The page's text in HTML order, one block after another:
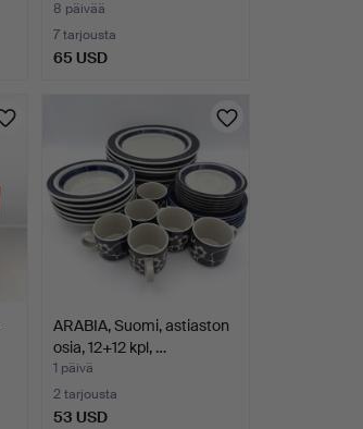
8 päivää
7 tarjousta
65 USD
ARABIA, Suomi, astiaston
osia, 12+12 kpl, …
1 päivä
2 tarjousta
53 USD